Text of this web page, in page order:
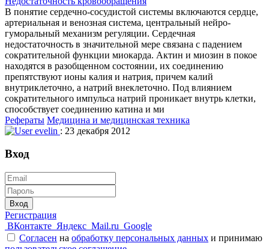
В понятие сердечно-сосудистой системы включаются сердце,
артериальная и венозная система, центральный нейро-
гуморальный механизм регуляции. Сердечная
недостаточность в значительной мере связана с падением
сократительной функции миокарда. Актин и миозин в покое
находятся в разобщенном состоянии, их соединению
препятствуют ионы калия и натрия, причем калий
внутриклеточно, а натрий внеклеточно. Под влиянием
сократительного импульса натрий проникает внутрь клетки,
способствует соединению катина и ми
Рефераты Медицина и медицинская техника
evelin : 23 декабря 2012
Вход
Вход
Регистрация
ВКонтакте Яндекс Mail.ru Google
Согласен на обработку персональных данных и принимаю